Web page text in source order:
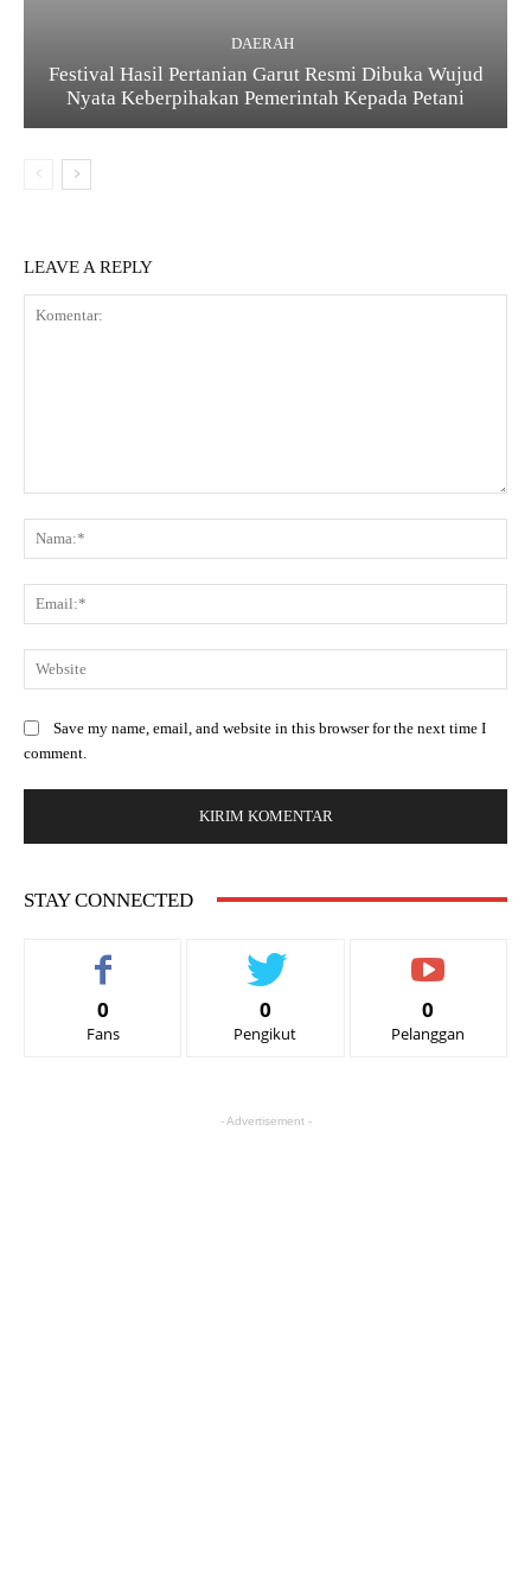
DAERAH
Festival Hasil Pertanian Garut Resmi Dibuka Wujud
Nyata Keberpihakan Pemerintah Kepada Petani
LEAVE A REPLY
Save my name, email, and website in this browser for the next time I
comment.
STAY CONNECTED
0
Fans
0
Pengikut
0
Pelanggan
- Advertisement -